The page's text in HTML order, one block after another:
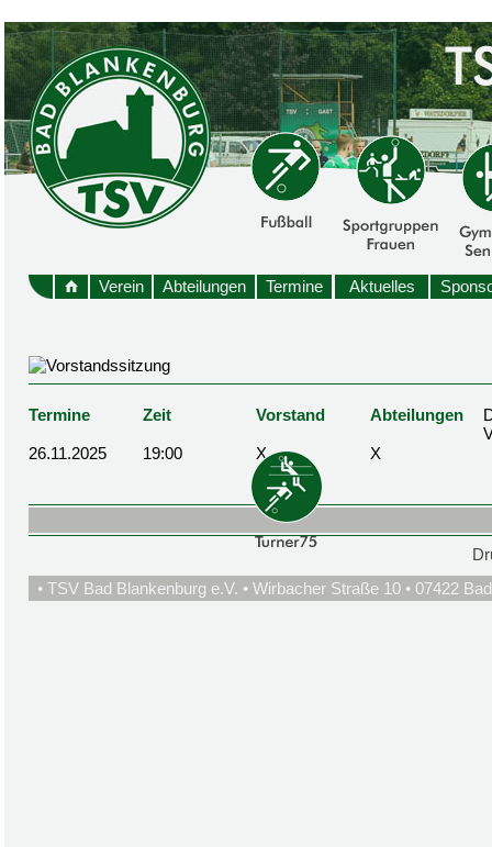
Verein Abteilungen Termine Aktuelles
Termine Zeit Vorstand Abteilungen
26.11.2025
19:00 X X
• TSV Bad Blankenburg e.V. • Wirbacher Straße 10 • 07422